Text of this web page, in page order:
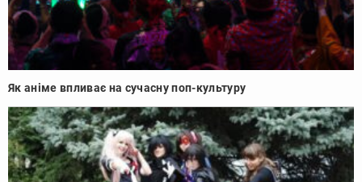
Як аніме впливає на сучасну поп-культуру